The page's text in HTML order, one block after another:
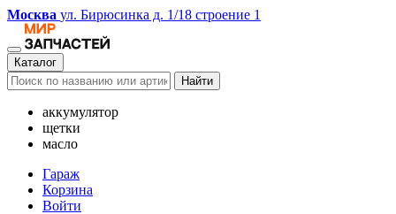
Москва ул. Бирюсинка д. 1/18 строение 1
Каталог
Найти
аккумулятор
щетки
масло
Гараж
Корзина
Войти